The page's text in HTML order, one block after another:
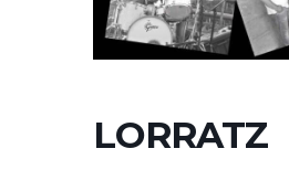
LORRATZ